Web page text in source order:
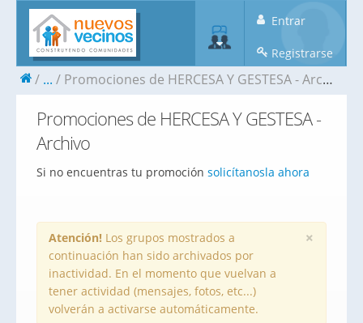
Entrar
Registrarse
... Promociones de HERCESA Y GESTESA - Archivo
Promociones de HERCESA Y GESTESA -
Archivo
Si no encuentras tu promoción solicítanosla ahora
×
Atención! Los grupos mostrados a
continuación han sido archivados por
inactividad. En el momento que vuelvan a
tener actividad (mensajes, fotos, etc...)
volverán a activarse automáticamente.